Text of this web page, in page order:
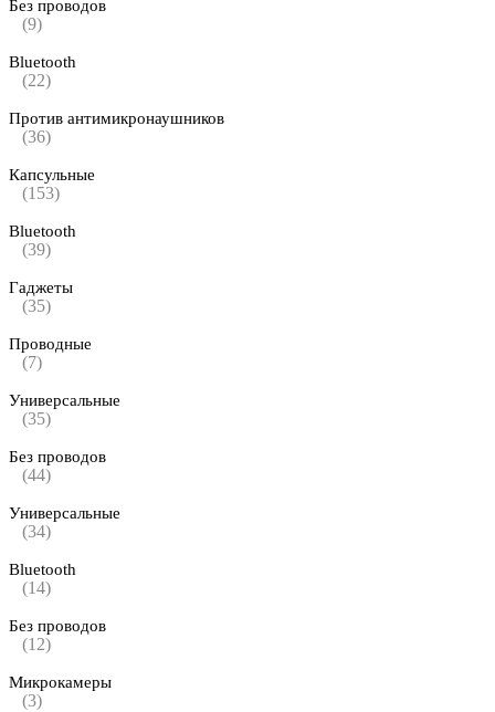
Без проводов
(9)
Bluetooth
(22)
Против антимикронаушников
(36)
Капсульные
(153)
Bluetooth
(39)
Гаджеты
(35)
Проводные
(7)
Универсальные
(35)
Без проводов
(44)
Универсальные
(34)
Bluetooth
(14)
Без проводов
(12)
Микрокамеры
(3)